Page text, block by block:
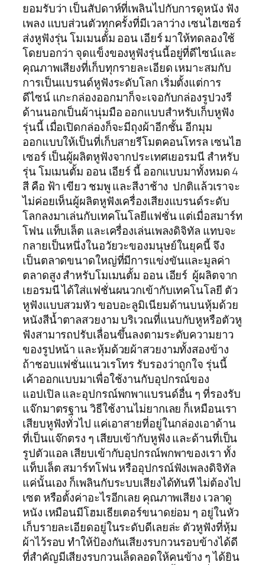
ยอมรับว่า เป็นสัปดาห์ที่เพลินไปกับการดูหนัง ฟัง
เพลง แบบส่วนตัวทุกครั้งที่มีเวลาว่าง เซนไฮเซอร์
ส่งหูฟังรุ่น โมเมนตั้ม ออน เอียร์ มาให้ทดลองใช้
โดยบอกว่า จุดแข็งของหูฟังรุ่นนี้อยู่ที่ดีไซน์และ
คุณภาพเสียงที่เก็บทุกรายละเอียด เหมาะสมกับ
การเป็นแบรนด์หูฟังระดับโลก เริ่มตั้งแต่การ
ดีไซน์ แกะกล่องออกมาก็จะเจอกับกล่องรูปวงรี
ด้านนอกเป็นผ้านุ่มมือ ออกแบบสำหรับเก็บหูฟัง
รุ่นนี้ เมื่อเปิดกล่องก็จะมีถุงผ้าอีกชั้น อีกมุม
ออกแบบให้เป็นที่เก็บสายรีโมตคอนโทรล เซนไฮ
เซอร์ เป็นผู้ผลิตหูฟังจากประเทศเยอรมนี สำหรับ
รุ่น โมเมนตั้ม ออน เอียร์ นี้ ออกแบบมาทั้งหมด 4
สี คือ ฟ้า เขียว ชมพู และสีงาช้าง ปกติแล้วเราจะ
ไม่ค่อยเห็นผู้ผลิตหูฟังเครื่องเสียงแบรนด์ระดับ
โลกลงมาเล่นกับเทคโนโลยีแฟชั่น แต่เมื่อสมาร์ท
โฟน แท็บเล็ต และเครื่องเล่นเพลงดิจิทัล แทบจะ
กลายเป็นหนึ่งในอวัยวะของมนุษย์ในยุคนี้ จึง
เป็นตลาดขนาดใหญ่ที่มีการแข่งขันและมูลค่า
ตลาดสูง สำหรับโมเมนตั้ม ออน เอียร์ ผู้ผลิตจาก
เยอรมนี ได้ใส่แฟชั่นผนวกเข้ากับเทคโนโลยี ตัว
หูฟังแบบสวมหัว ขอบอะลูมิเนียมด้านบนหุ้มด้วย
หนังสีน้ำตาลสวยงาม บริเวณที่แนบกับหูหรือตัวหู
ฟังสามารถปรับเลื่อนขึ้นลงตามระดับความยาว
ของรูปหน้า และหุ้มด้วยผ้าสวยงามทั้งสองข้าง
ถ้าชอบแฟชั่นแนวเรโทร รับรองว่าถูกใจ รุ่นนี้
เค้าออกแบบมาเพื่อใช้งานกับอุปกรณ์ของ
แอปเปิล และอุปกรณ์พกพาแบรนด์อื่น ๆ ที่รองรับ
แจ๊กมาตรฐาน วิธีใช้งานไม่ยากเลย ก็เหมือนเรา
เสียบหูฟังทั่วไป แค่เอาสายที่อยู่ในกล่องเอาด้าน
ที่เป็นแจ๊กตรง ๆ เสียบเข้ากับหูฟัง และด้านที่เป็น
รูปตัวแอล เสียบเข้ากับอุปกรณ์พกพาของเรา ทั้ง
แท็บเล็ต สมาร์ทโฟน หรืออุปกรณ์ฟังเพลงดิจิทัล
แค่นั้นเอง ก็เพลินกับระบบเสียงได้ทันที ไม่ต้องไป
เซต หรือตั้งค่าอะไรอีกเลย คุณภาพเสียง เวลาดู
หนัง เหมือนมีโฮมเธียเตอร์ขนาดย่อม ๆ อยู่ในหัว
เก็บรายละเอียดอยู่ในระดับดีเลยล่ะ ตัวหูฟังที่หุ้ม
ผ้าไว้รอบ ทำให้ป้องกันเสียงรบกวนรอบข้างได้ดี
ที่สำคัญมีเสียงรบกวนเล็ดลอดให้คนข้าง ๆ ได้ยิน